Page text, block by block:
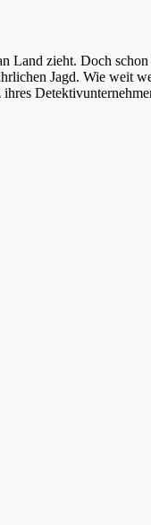
Land zieht. Doch
Jagd. Wie weit